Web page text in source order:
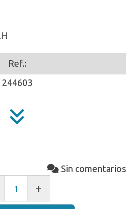
Ref.:
244603
Sin comentarios
+